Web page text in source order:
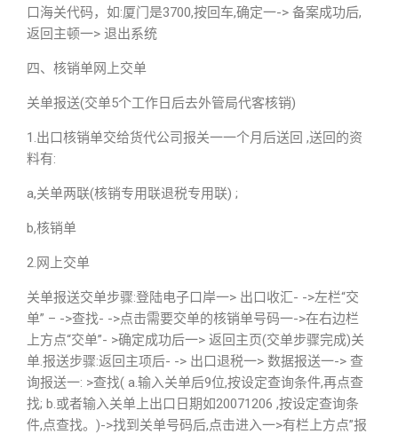
口海关代码，如:厦门是3700,按回车,确定一-> 备案成功后,
返回主顿一> 退出系统
四、核销单网上交单
关单报送(交单5个工作日后去外管局代客核销)
1.出口核销单交给货代公司报关一一个月后送回 ,送回的资
料有:
a,关单两联(核销专用联退税专用联) ;
b,核销单
2.网上交单
关单报送交单步骤:登陆电子口岸一> 出口收汇- ->左栏“交
单” – ->查找- ->点击需要交单的核销单号码一->在右边栏
上方点“交单”- >确定成功后一> 返回主页(交单步骤完成)关
单.报送步骤:返回主项后- -> 出口退税一> 数据报送一-> 查
询报送一: >查找( a.输入关单后9位,按设定查询条件,再点查
找; b.或者输入关单上出口日期如20071206 ,按设定查询条
件,点查找。)->找到关单号码后,点击进入一>有栏上方点”报